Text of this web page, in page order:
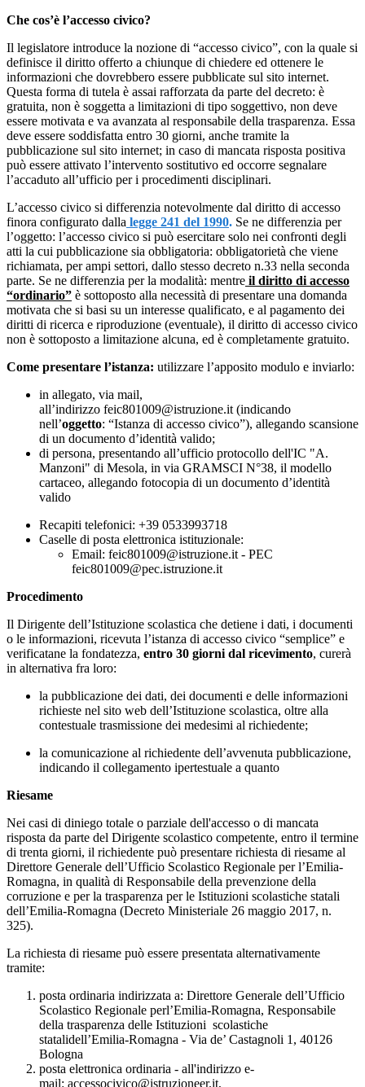
Che cos’è l’accesso civico?
Il legislatore introduce la nozione di “accesso civico”, con la quale si
definisce il diritto offerto a chiunque di chiedere ed ottenere le
informazioni che dovrebbero essere pubblicate sul sito internet.
Questa forma di tutela è assai rafforzata da parte del decreto: è
gratuita, non è soggetta a limitazioni di tipo soggettivo, non deve
essere motivata e va avanzata al responsabile della trasparenza. Essa
deve essere soddisfatta entro 30 giorni, anche tramite la
pubblicazione sul sito internet; in caso di mancata risposta positiva
può essere attivato l’intervento sostitutivo ed occorre segnalare
l’accaduto all’ufficio per i procedimenti disciplinari.
L’accesso civico si differenzia notevolmente dal diritto di accesso
finora configurato dalla legge 241 del 1990. Se ne differenzia per
l’oggetto: l’accesso civico si può esercitare solo nei confronti degli
atti la cui pubblicazione sia obbligatoria: obbligatorietà che viene
richiamata, per ampi settori, dallo stesso decreto n.33 nella seconda
parte. Se ne differenzia per la modalità: mentre il diritto di accesso
“ordinario” è sottoposto alla necessità di presentare una domanda
motivata che si basi su un interesse qualificato, e al pagamento dei
diritti di ricerca e riproduzione (eventuale), il diritto di accesso civico
non è sottoposto a limitazione alcuna, ed è completamente gratuito.
Come presentare l’istanza: utilizzare l’apposito modulo e inviarlo:
in allegato, via mail,
all’indirizzo feic801009@istruzione.it (indicando
nell’oggetto: “Istanza di accesso civico”), allegando scansione
di un documento d’identità valido;
di persona, presentando all’ufficio protocollo dell'IC "A.
Manzoni" di Mesola, in via GRAMSCI N°38, il modello
cartaceo, allegando fotocopia di un documento d’identità
valido
Recapiti telefonici: +39 0533993718
Caselle di posta elettronica istituzionale:
Email: feic801009@istruzione.it - PEC
feic801009@pec.istruzione.it
Procedimento
Il Dirigente dell’Istituzione scolastica che detiene i dati, i documenti
o le informazioni, ricevuta l’istanza di accesso civico “semplice” e
verificatane la fondatezza, entro 30 giorni dal ricevimento, curerà
in alternativa fra loro:
la pubblicazione dei dati, dei documenti e delle informazioni
richieste nel sito web dell’Istituzione scolastica, oltre alla
contestuale trasmissione dei medesimi al richiedente;
la comunicazione al richiedente dell’avvenuta pubblicazione,
indicando il collegamento ipertestuale a quanto
Riesame
Nei casi di diniego totale o parziale dell'accesso o di mancata
risposta da parte del Dirigente scolastico competente, entro il termine
di trenta giorni, il richiedente può presentare richiesta di riesame al
Direttore Generale dell’Ufficio Scolastico Regionale per l’Emilia-
Romagna, in qualità di Responsabile della prevenzione della
corruzione e per la trasparenza per le Istituzioni scolastiche statali
dell’Emilia-Romagna (Decreto Ministeriale 26 maggio 2017, n.
325).
La richiesta di riesame può essere presentata alternativamente
tramite:
posta ordinaria indirizzata a: Direttore Generale dell’Ufficio
Scolastico Regionale perl’Emilia-Romagna, Responsabile
della trasparenza delle Istituzioni scolastiche
statalidell’Emilia-Romagna - Via de’ Castagnoli 1, 40126
Bologna
posta elettronica ordinaria - all'indirizzo e-
mail: accessocivico@istruzioneer.it,